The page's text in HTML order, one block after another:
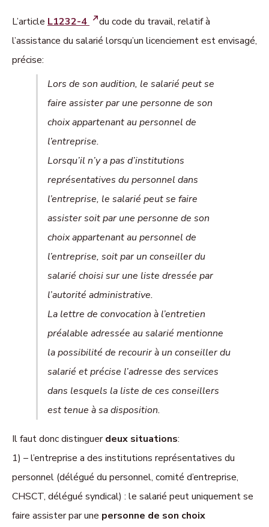
L’article L1232-4
du code du travail, relatif à
l’assistance du salarié lorsqu’un licenciement est envisagé,
précise:
Lors de son audition, le salarié peut se
faire assister par une personne de son
choix appartenant au personnel de
l’entreprise.
Lorsqu’il n’y a pas d’institutions
représentatives du personnel dans
l’entreprise, le salarié peut se faire
assister soit par une personne de son
choix appartenant au personnel de
l’entreprise, soit par un conseiller du
salarié choisi sur une liste dressée par
l’autorité administrative.
La lettre de convocation à l’entretien
préalable adressée au salarié mentionne
la possibilité de recourir à un conseiller du
salarié et précise l’adresse des services
dans lesquels la liste de ces conseillers
est tenue à sa disposition.
Il faut donc distinguerdeux situations:
1) –l’entreprise a des institutions représentatives du
personnel (délégué du personnel, comité d’entreprise,
CHSCT, délégué syndical) : le salarié peut uniquement se
faire assister par une personne de son choix